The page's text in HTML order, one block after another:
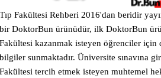
Tıp Fakültesi Rehberi 2016'dan beridir
bir DoktorBun ürünüdür, ilk DoktorBun
Fakültesi kazanmak isteyen öğrenciler için
bilgiler sunmaktadır. Üniversite sınavına
Fakültesi tercih etmek isteyen muhtemel